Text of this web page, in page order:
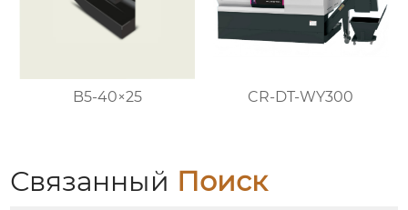
B5-40×25 CR-DT-WY300
Связанный Поиск